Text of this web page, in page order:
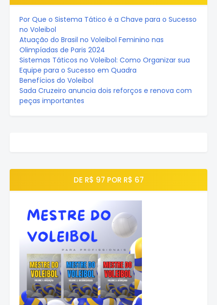
Por Que o Sistema Tático é a Chave para o Sucesso
no Voleibol
Atuação do Brasil no Voleibol Feminino nas
Olimpíadas de Paris 2024
Sistemas Táticos no Voleibol: Como Organizar sua
Equipe para o Sucesso em Quadra
Benefícios do Voleibol
Sada Cruzeiro anuncia dois reforços e renova com
peças importantes
DE R$ 97 POR R$ 67